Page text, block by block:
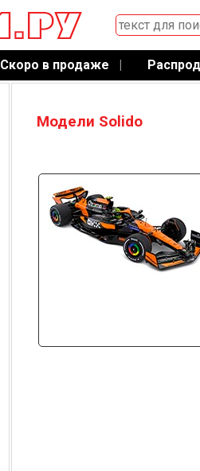
Скоро в продаже |
Модели Solido